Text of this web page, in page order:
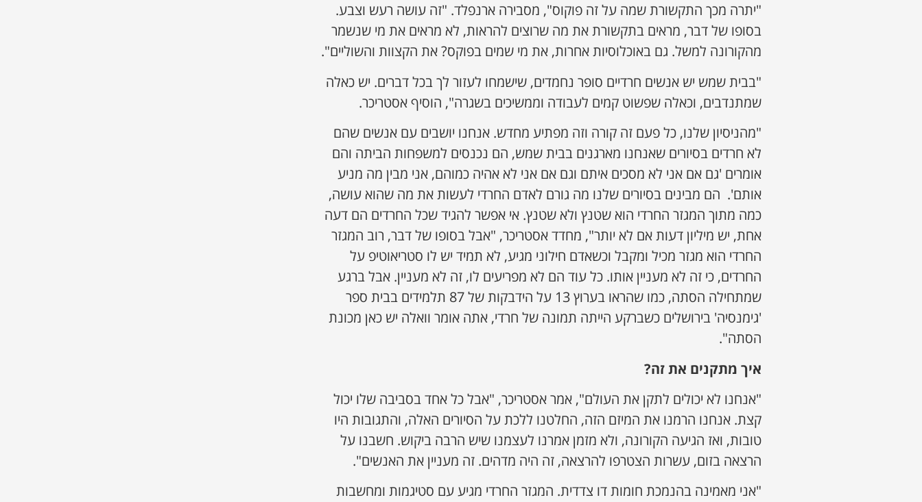
"יתרה מכך התקשורת שמה על זה פוקוס", מסבירה ארנפלד. "זה עושה רעש וצבע.
בסופו של דבר, מראים בתקשורת את מה שרוצים להראות, לא מראים את מי שנשמר
מהקורונה למשל. גם באוכלוסיות אחרות, את מי שמים בפוקס? את הקצוות והשוליים".
"בבית שמש יש אנשים חרדיים סופר נחמדים, שישמחו לעזור לך בכל דברים. יש כאלה
שמתנדבים, וכאלה שפשוט קמים לעבודה וממשיכים בשגרה", הוסיף אסטריכר.
"מהניסיון שלנו, כל פעם זה קורה וזה מפתיע מחדש. אנחנו יושבים עם אנשים שהם
לא חרדים בסיורים שאנחנו מארגנים בבית שמש, הם נכנסים למשפחות הביתה והם
אומרים 'גם אם אני לא מסכים איתם וגם אם אני לא אהיה כמוהם, אני מבין מה מניע
אותם'. הם מבינים בסיורים שלנו מה גורם לאדם החרדי לעשות את מה שהוא עושה,
כמה מתוך המגזר החרדי הוא שטנץ ולא שטנץ. אי אפשר להגיד שכל החרדים הם דעה
אחת, יש מיליון דעות אם לא יותר", מחדד אסטריכר, "אבל בסופו של דבר, רוב המגזר
החרדי הוא מגזר מכיל ומקבל וכשאדם חילוני מגיע, לא תמיד יש לו סטריאוטיפ על
החרדים, כי זה לא מעניין אותו. כל עוד הם לא מפריעים לו, זה לא מעניין. אבל ברגע
שמתחילה הסתה, כמו שהראו בערוץ 13 על הידבקות של 87 תלמידים בבית ספר
'גימנסיה' בירושלים כשברקע הייתה תמונה של חרדי, אתה אומר וואלה יש כאן מכונת
הסתה".
איך מתקנים את זה?
"אנחנו לא יכולים לתקן את העולם", אמר אסטריכר, "אבל כל אחד בסביבה שלו יכול
קצת. אנחנו הרמנו את המיזם הזה, החלטנו ללכת על הסיורים האלה, והתגובות היו
טובות, ואז הגיעה הקורונה, ולא מזמן אמרנו לעצמנו שיש הרבה ביקוש. חשבנו על
הרצאה בזום, עשרות הצטרפו להרצאה, זה היה מדהים. זה מעניין את האנשים".
"אני מאמינה בהנמכת חומות דו צדדית. המגזר החרדי מגיע עם סטיגמות ומחשבות